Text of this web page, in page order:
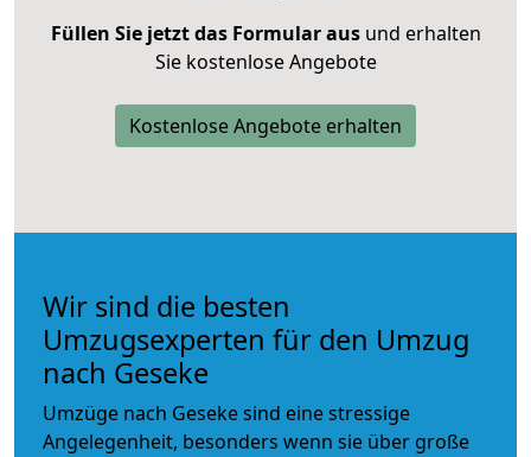
Füllen Sie jetzt das Formular ausund erhalten
Sie kostenlose Angebote
Kostenlose Angebote erhalten
Wir sind die besten
Umzugsexperten für den Umzug
nach Geseke
Umzüge nach Geseke sind eine stressige
Angelegenheit, besonders wenn sie über große